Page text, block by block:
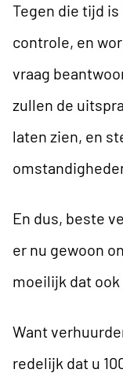
Tegen die tijd
controle, en
vraag
zullen de
laten zien, en
En dus, beste
er nu gewoon
moeilijk dat ook
Want
redelijk dat u